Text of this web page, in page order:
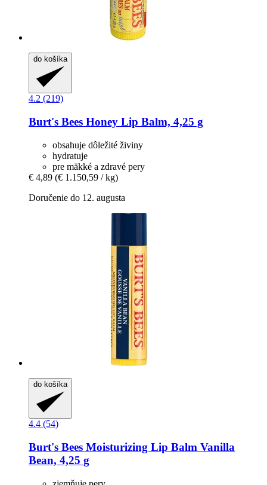
do košíka
4.2 (219)
Burt's Bees Honey Lip Balm, 4,25 g
obsahuje dôležité živiny
hydratuje
pre mäkké a zdravé pery
€ 4,89 (€ 1.150,59 / kg)
Doručenie do 12. augusta
do košíka
4.4 (54)
Burt's Bees Moisturizing Lip Balm Vanilla
Bean, 4,25 g